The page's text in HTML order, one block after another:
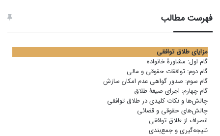
فهرست مطالب
مزایای طلاق توافقی
گام اول: مشاورۀ خانواده
گام دوم: توافقات حقوقی و مالی
گام سوم: صدور گواهی عدم امکان سازش
گام چهارم: اجرای صیغۀ طلاق
چالش‌ها و نکات کلیدی در طلاق توافقی
چالش‌های حقوقی و قضائی
انصراف از طلاق توافقی
نتیجه‌گیری و جمع‌بندی